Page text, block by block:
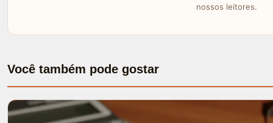
nossos leitores.
Você também pode gostar